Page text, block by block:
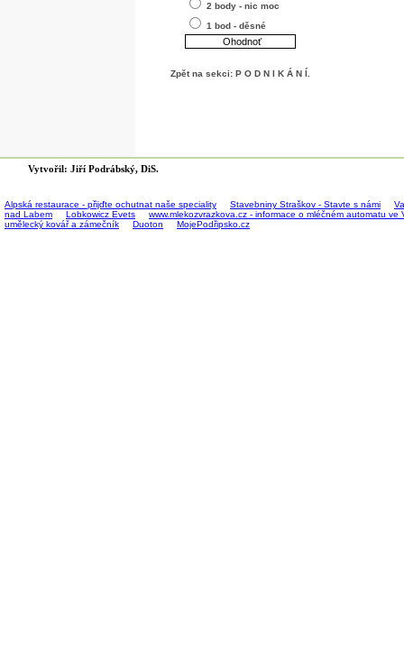
2 body - nic moc
1 bod - děsné
Zpět na sekci: P O D N I K Á N Í
Vytvořil: Jiří Podrábský, DiS.
Alpská restaurace - přijďte ochutnat naše speciality Stavebniny Straškov - Stavte s námi
nad Labem
Lobkowicz Evets
www.mlekozvrazkova.cz - informace o mléčném automatu
umělecký kovář a zámečník
Duoton MojePodřipsko.cz